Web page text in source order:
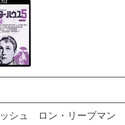
シュ ロン・リーブマン